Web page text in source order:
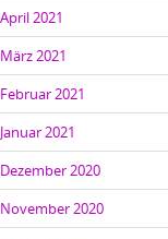
April 2021
März 2021
Februar 2021
Januar 2021
Dezember 2020
November 2020